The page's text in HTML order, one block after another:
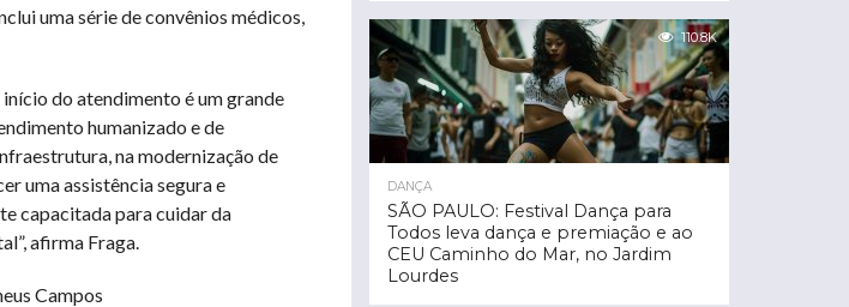
uma série de convênios médicos,
do atendimento é um grande
humanizado e de
na modernização de
uma assistência segura e
capacitada para cuidar da
afirma Fraga.
Campos
110.8K
DANÇA
SÃO PAULO: Festival Dança para
Todos leva dança e premiação e ao
CEU Caminho do Mar, no Jardim
Lourdes